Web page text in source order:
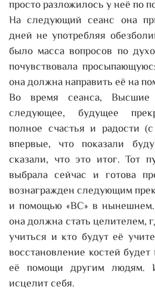
просто разложилось у неё по
На следующий сеанс она
дней не употребляя
было масса вопросов по
почувствовала
она должна направить её на
Во время сеанса,
следующее, будущее
полное счастья и радости
впервые, что показали
сказали, что это итог. Тот
выбрала сейчас и готова
вознагражден следующим
и помощью «ВС» в
она должна стать целителем,
учиться и кто будут её
восстановление костей
её помощи другим людям.
исцелит себя.